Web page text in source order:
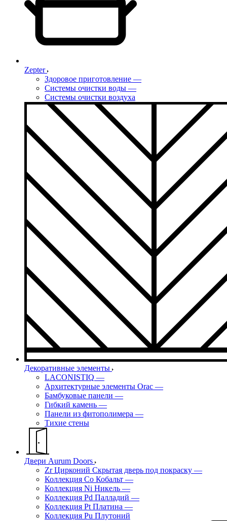
Zepter
Здоровое приготовление —
Системы очистки воды —
Системы очистки воздуха
Декоративные элементы
LACONISTIQ —
Архитектурные элементы Orac —
Бамбуковые панели —
Гибкий камень —
Панели из фитополимера —
Тихие стены
Двери Aurum Doors
Zr Цирконий Скрытая дверь под покраску —
Коллекция Co Кобальт —
Коллекция Ni Никель —
Коллекция Pd Палладий —
Коллекция Pt Платина —
Коллекция Pu Плутоний